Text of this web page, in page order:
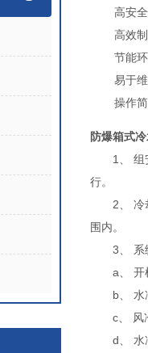
高安
高效
节能
易于
操作
防爆箱式
1、 组安
行。
2、 冷却
围内。
3、 系
a、 开机
b、 水冷
c、 风冷
d、 水冷